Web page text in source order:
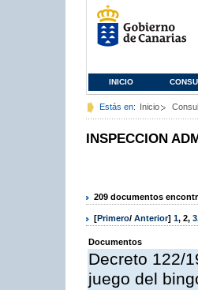
INICIO
Estás en: Inicio
INSPECCION
209 documentos
[Primero/ Anterior] 1, 2, 3
Documentos
Decreto 122/
juego del